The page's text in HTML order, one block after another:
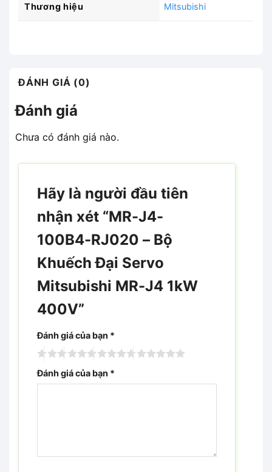
Thương hiệu Mitsubishi
ĐÁNH GIÁ (0)
Đánh giá
Chưa có đánh giá nào.
Hãy là người đầu tiên
nhận xét “MR-J4-
100B4-RJ020 – Bộ
Khuếch Đại Servo
Mitsubishi MR-J4 1kW
400V”
Đánh giá của bạn *
Đánh giá của bạn *